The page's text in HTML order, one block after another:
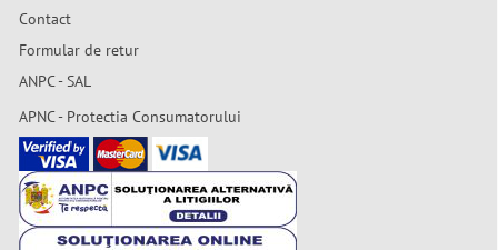
Contact
Formular de retur
ANPC - SAL
APNC - Protectia Consumatorului